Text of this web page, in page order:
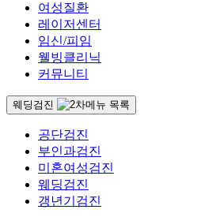
여성질환
레이저센터
임신/피임
웰빙클리닉
커뮤니티
웨딩검진
공단검진
부인과검진
미혼여성검진
웨딩검진
갱년기검진